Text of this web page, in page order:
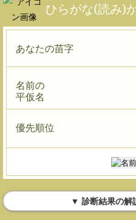
ひらがな(読み)
あなたの苗字
名前の
平仮名
優先順位
▼ 診断結果の解